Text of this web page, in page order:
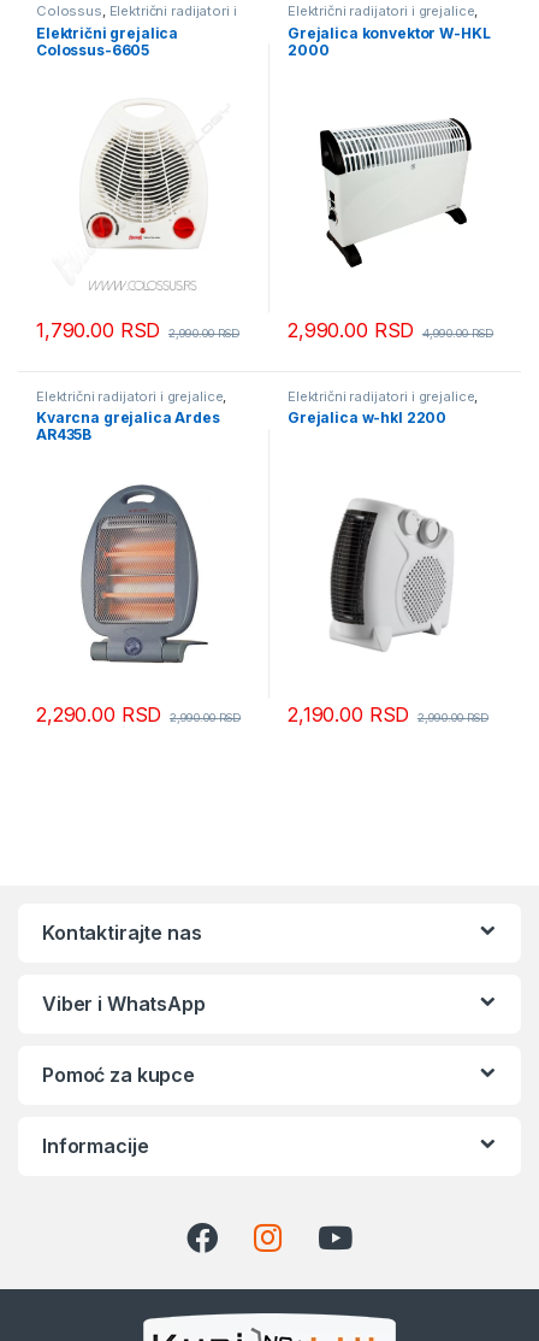
Colossus, Električni radijatori i
grejalice Grejalice
Električni grejalica
Colossus-6605
1,790.00 RSD 2,990.00RSD
Električni radijatori i grejalice,
Grejalice Grejalice i radijatori -
RASPRODAJA
Grejalica konvektor W-HKL
2000
2,990.00 RSD 4,990.00RSD
Električni radijatori i grejalice
Grejalice
Kvarcna grejalica Ardes
AR435B
2,290.00 RSD 2,990.00RSD
Električni radijatori i grejalice
Grejalice
Grejalica w-hkl 2200
2,190.00 RSD 2,990.00RSD
Kontaktirajte nas
Viber i WhatsApp
Pomoć za kupce
Informacije